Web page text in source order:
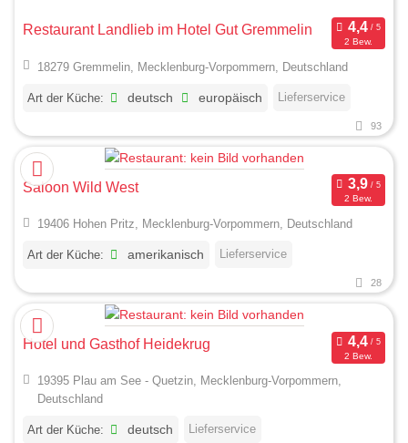
Restaurant Landlieb im Hotel Gut Gremmelin
2 Bew.
18279 Gremmelin, Mecklenburg-Vorpommern, Deutschland
Art der Küche: deutsch europäisch Lieferservice
93
Saloon Wild West
2 Bew.
19406 Hohen Pritz, Mecklenburg-Vorpommern, Deutschland
Art der Küche: amerikanisch Lieferservice
28
Hotel und Gasthof Heidekrug
2 Bew.
19395 Plau am See - Quetzin, Mecklenburg-Vorpommern,
Deutschland
Art der Küche: deutsch Lieferservice